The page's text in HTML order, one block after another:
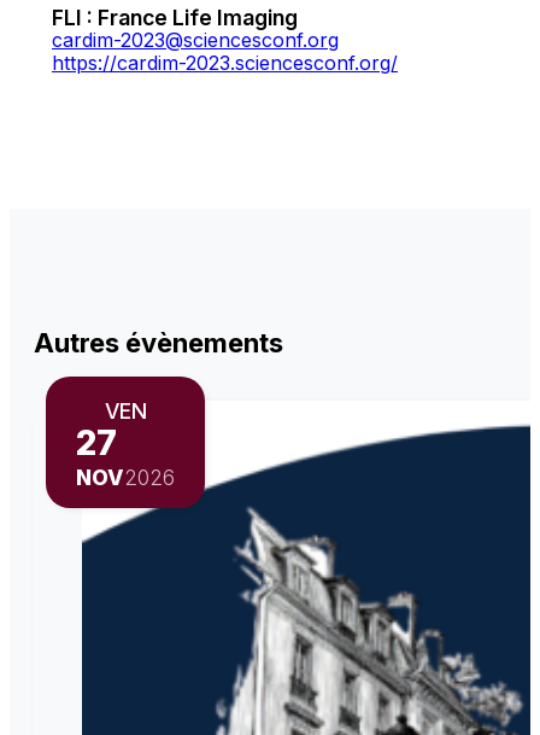
FLI : France Life Imaging
cardim-2023@sciencesconf.org
https://cardim-2023.sciencesconf.org/
Autres évènements
VEN
27
NOV2026